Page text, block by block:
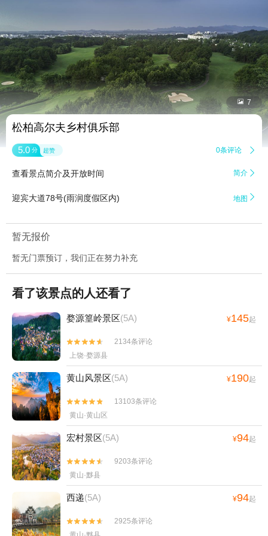
 7
松柏高尔夫乡村俱乐部
5.0 分 超赞 0条评论 
查看景点简介及开放时间 简介 
迎宾大道78号(雨润度假区内) 地图 
暂无报价
暂无门票预订，我们正在努力补充
看了该景点的人还看了
婺源篁岭景区(5A) ¥145起


2134条评论
上饶·婺源县
黄山风景区(5A) ¥190起


13103条评论
黄山·黄山区
宏村景区(5A) ¥94起


9203条评论
黄山·黟县
西递(5A) ¥94起


2925条评论